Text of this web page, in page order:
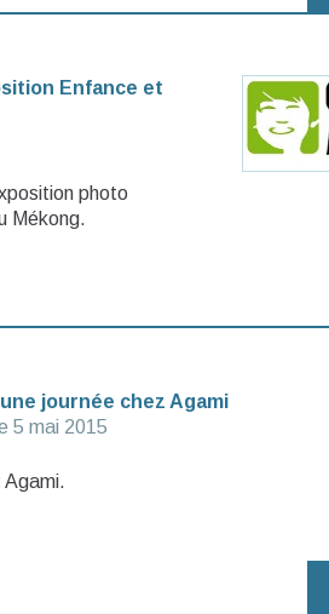
Enfance et
photo
Mékong.
journée chez Agami
5 mai 2015
Agami.